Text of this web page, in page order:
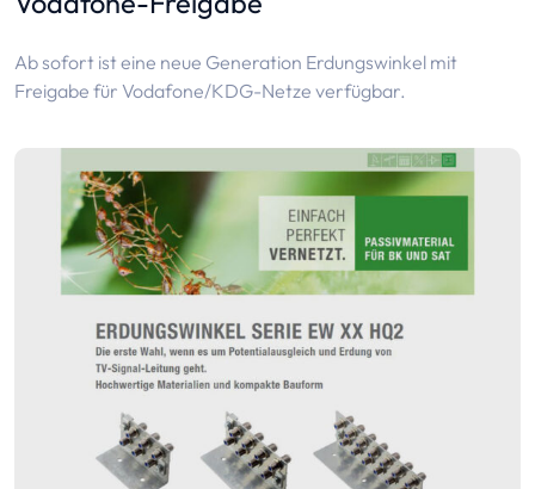
Ab sofort ist eine neue Generation Erdungswinkel mit
Freigabe für Vodafone/KDG-Netze verfügbar.